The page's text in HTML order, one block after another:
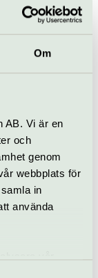
Om
AB. Vi är en
och
genom
webbplats för
in
använda